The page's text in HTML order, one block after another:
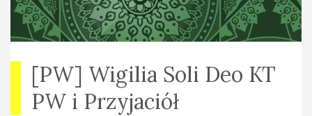
[PW] Wigilia Soli Deo KT
PW i Przyjaciół